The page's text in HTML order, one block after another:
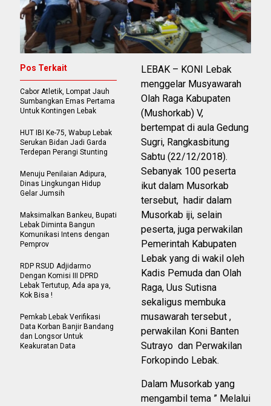
LEBAK – KONI Lebak
menggelar Musyawarah
Olah Raga Kabupaten
(Mushorkab) V,
bertempat di aula Gedung
Sugri, Rangkasbitung
Sabtu (22/12/2018).
Sebanyak 100 peserta
ikut dalam Musorkab
tersebut, hadir dalam
Musorkab iji, selain
peserta, juga perwakilan
Pemerintah Kabupaten
Lebak yang di wakil oleh
Kadis Pemuda dan Olah
Raga, Uus Sutisna
sekaligus membuka
musawarah tersebut ,
perwakilan Koni Banten
Sutrayo dan Perwakilan
Forkopindo Lebak.
Dalam Musorkab yang
mengambil tema ” Melalui
Pos Terkait
Cabor Atletik, Lompat Jauh
Sumbangkan Emas Pertama
Untuk Kontingen Lebak
HUT IBI Ke-75, Wabup Lebak
Serukan Bidan Jadi Garda
Terdepan Perangi Stunting
Menuju Penilaian Adipura,
Dinas Lingkungan Hidup
Gelar Jumsih
Maksimalkan Bankeu, Bupati
Lebak Diminta Bangun
Komunikasi Intens dengan
Pemprov
RDP RSUD Adjidarmo
Dengan Komisi III DPRD
Lebak Tertutup, Ada apa ya,
Kok Bisa !
Pemkab Lebak Verifikasi
Data Korban Banjir Bandang
dan Longsor Untuk
Keakuratan Data